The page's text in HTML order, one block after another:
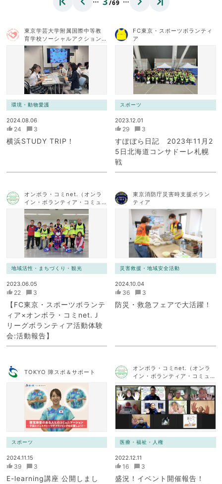
/69
東京学芸大学附属国際中等教
育学校ソーシャルアクション
チーム
環境・動物愛護
2024.08.06
24 3
横浜STUDY TRIP！
FC東京・スポーツボランティ
ア
スポーツ
2023.12.01
29 3
すぽぼら日記 2023年11月2
5日北海道コンサドーレ札幌
戦
オンボラ・コミnet.（オンラ
イン・ボランティア・コミュ
ニケーション・ネットワー
ク）
地域活性・まちづくり・観光
2023.06.05
22 3
【FC東京・スポーツボランテ
ィア×オンボラ・コミnet.Ｊ
リーグボランティア活動体験
会:活動報告】
東京消防庁災害時支援ボラン
ティア
災害救援・地域安全活動
2024.10.04
36 3
防災・救急フェアで大活躍！
TOKYO 障スポ＆サポート
スポーツ
2024.11.15
39 3
E-learning講座 公開しまし
オンボラ・コミnet.（オンラ
イン・ボランティア・コミュ
ク）
医療・福祉・人権
2022.12.11
16 3
盛況！イベント開催報告！